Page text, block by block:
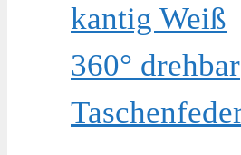
kantig Weiß
360° drehbar